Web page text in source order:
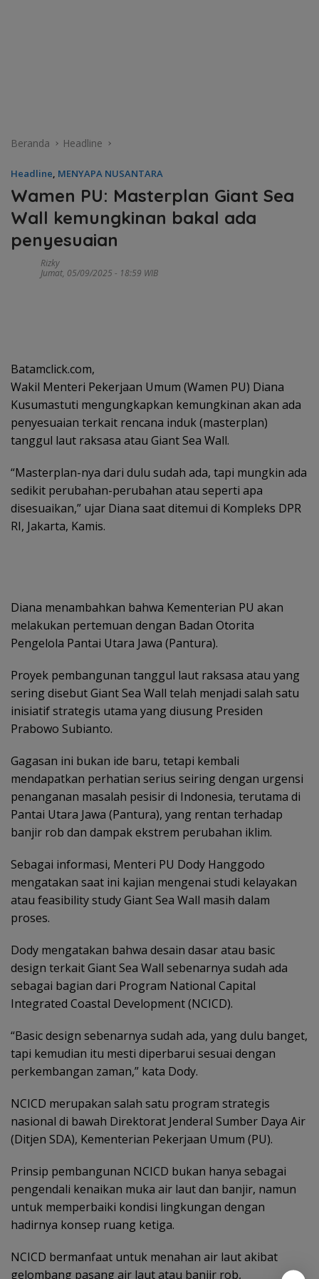
Beranda Headline
Headline, MENYAPA NUSANTARA
Wamen PU: Masterplan Giant Sea
Wall kemungkinan bakal ada
penyesuaian
Rizky
Jumat, 05/09/2025 - 18:59 WIB
Batamclick.com,
Wakil Menteri Pekerjaan Umum (Wamen PU) Diana
Kusumastuti mengungkapkan kemungkinan akan ada
penyesuaian terkait rencana induk (masterplan)
tanggul laut raksasa atau Giant Sea Wall.
“Masterplan-nya dari dulu sudah ada, tapi mungkin ada
sedikit perubahan-perubahan atau seperti apa
disesuaikan,” ujar Diana saat ditemui di Kompleks DPR
RI, Jakarta, Kamis.
Diana menambahkan bahwa Kementerian PU akan
melakukan pertemuan dengan Badan Otorita
Pengelola Pantai Utara Jawa (Pantura).
Proyek pembangunan tanggul laut raksasa atau yang
sering disebut Giant Sea Wall telah menjadi salah satu
inisiatif strategis utama yang diusung Presiden
Prabowo Subianto.
Gagasan ini bukan ide baru, tetapi kembali
mendapatkan perhatian serius seiring dengan urgensi
penanganan masalah pesisir di Indonesia, terutama di
Pantai Utara Jawa (Pantura), yang rentan terhadap
banjir rob dan dampak ekstrem perubahan iklim.
Sebagai informasi, Menteri PU Dody Hanggodo
mengatakan saat ini kajian mengenai studi kelayakan
atau feasibility study Giant Sea Wall masih dalam
proses.
Dody mengatakan bahwa desain dasar atau basic
design terkait Giant Sea Wall sebenarnya sudah ada
sebagai bagian dari Program National Capital
Integrated Coastal Development (NCICD).
“Basic design sebenarnya sudah ada, yang dulu banget,
tapi kemudian itu mesti diperbarui sesuai dengan
perkembangan zaman,” kata Dody.
NCICD merupakan salah satu program strategis
nasional di bawah Direktorat Jenderal Sumber Daya Air
(Ditjen SDA), Kementerian Pekerjaan Umum (PU).
Prinsip pembangunan NCICD bukan hanya sebagai
pengendali kenaikan muka air laut dan banjir, namun
untuk memperbaiki kondisi lingkungan dengan
hadirnya konsep ruang ketiga.
NCICD bermanfaat untuk menahan air laut akibat
gelombang pasang air laut atau banjir rob,